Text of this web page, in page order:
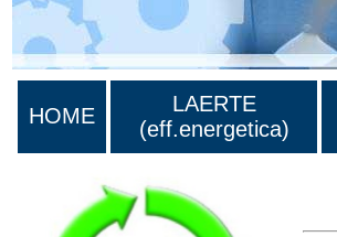
HOME
LAERTE
(eff.energetica)